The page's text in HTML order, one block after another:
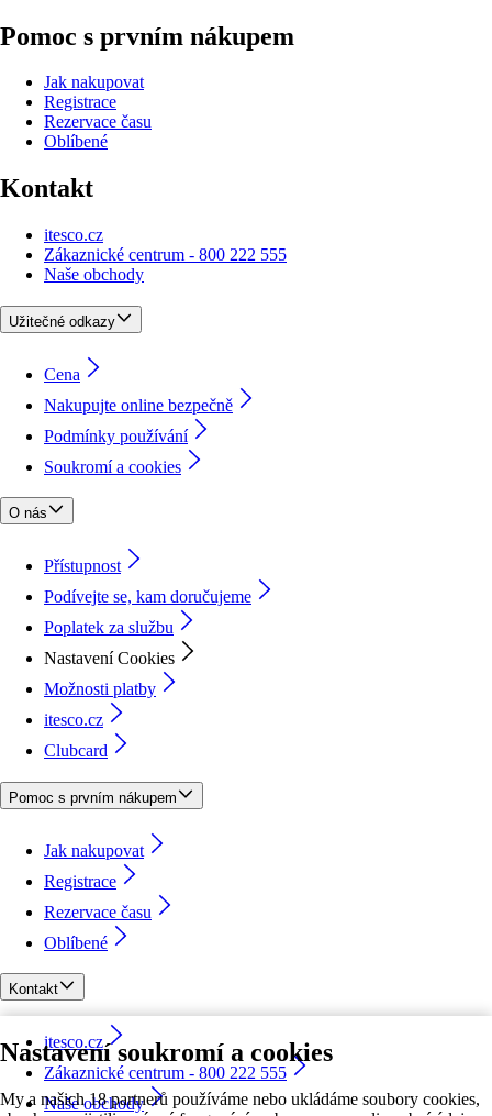
Nastavení soukromí a cookies
My a našich 18 partnerů používáme nebo ukládáme soubory cookies,
Pomoc s prvním nákupem
Jak nakupovat
Registrace
Rezervace času
Oblíbené
Kontakt
itesco.cz
Zákaznické centrum - 800 222 555
Naše obchody
Užitečné odkazy
Cena
Nakupujte online bezpečně
Podmínky používání
Soukromí a cookies
O nás
Přístupnost
Podívejte se, kam doručujeme
Poplatek za službu
Nastavení Cookies
Možnosti platby
itesco.cz
Clubcard
Pomoc s prvním nákupem
Jak nakupovat
Registrace
Rezervace času
Oblíbené
Kontakt
itesco.cz
Zákaznické centrum - 800 222 555
Naše obchody